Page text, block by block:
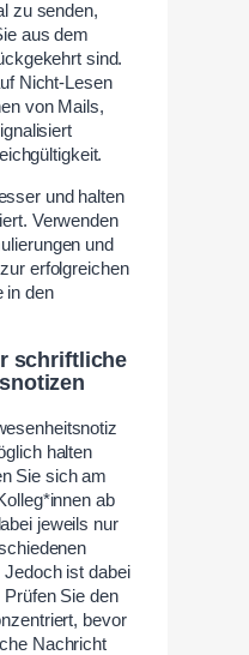
zu senden,
aus dem
sind.
Nicht-Lesen
von Mails,
und halten
Verwenden
und
erfolgreichen
in den
schriftliche
halten
Sie sich am
ab
jeweils nur
Jedoch ist dabei
Sie den
bevor
Nachricht